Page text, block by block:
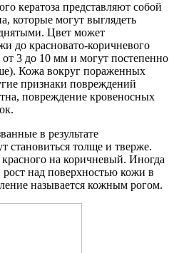
кератоза представляют собой
которые могут выглядеть
Цвет может
до красновато-коричневого
3 до 10 мм и могут постепенно
Кожа вокруг пораженных
признаки повреждений
повреждение кровеносных
в результате
становиться толще и тверже.
на коричневый. Иногда
над поверхностью кожи в
называется кожным рогом.